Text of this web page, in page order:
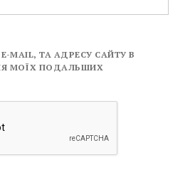
MAIL, ТА АДРЕСУ САЙТУ В
МОЇХ ПОДАЛЬШИХ